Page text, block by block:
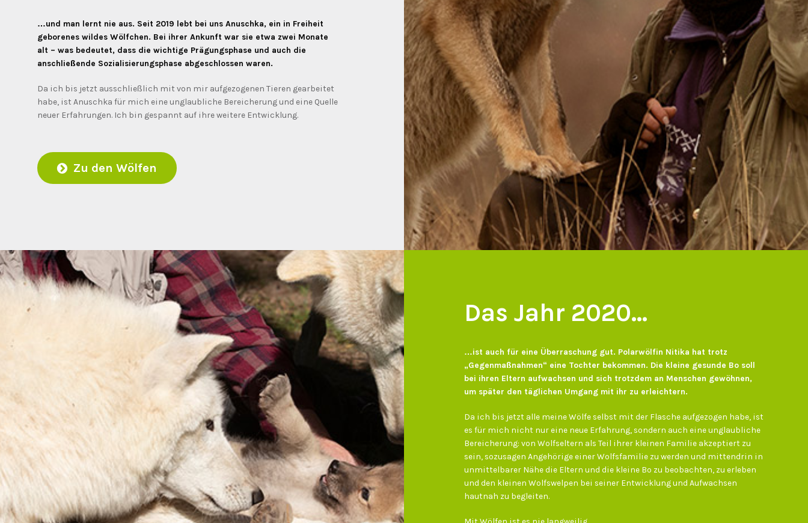
…und man lernt nie aus. Seit 2019 lebt bei uns Anuschka, ein in Freiheit
geborenes wildes Wölfchen. Bei ihrer Ankunft war sie etwa zwei Monate
alt – was bedeutet, dass die wichtige Prägungsphase und auch die
anschließende Sozialisierungsphase abgeschlossen waren.
Da ich bis jetzt ausschließlich mit von mir aufgezogenen Tieren gearbeitet
habe, ist Anuschka für mich eine unglaubliche Bereicherung und eine Quelle
neuer Erfahrungen. Ich bin gespannt auf ihre weitere Entwicklung.
Zu den Wölfen
Das Jahr 2020...
…ist auch für eine Überraschung gut. Polarwölfin Nitika hat trotz
„Gegenmaßnahmen“ eine Tochter bekommen. Die kleine gesunde Bo soll
bei ihren Eltern aufwachsen und sich trotzdem an Menschen gewöhnen,
um später den täglichen Umgang mit ihr zu erleichtern.
Da ich bis jetzt alle meine Wölfe selbst mit der Flasche aufgezogen habe, ist
es für mich nicht nur eine neue Erfahrung, sondern auch eine unglaubliche
Bereicherung: von Wolfseltern als Teil ihrer kleinen Familie akzeptiert zu
sein, sozusagen Angehörige einer Wolfsfamilie zu werden und mittendrin in
unmittelbarer Nähe die Eltern und die kleine Bo zu beobachten, zu erleben
und den kleinen Wolfswelpen bei seiner Entwicklung und Aufwachsen
hautnah zu begleiten.